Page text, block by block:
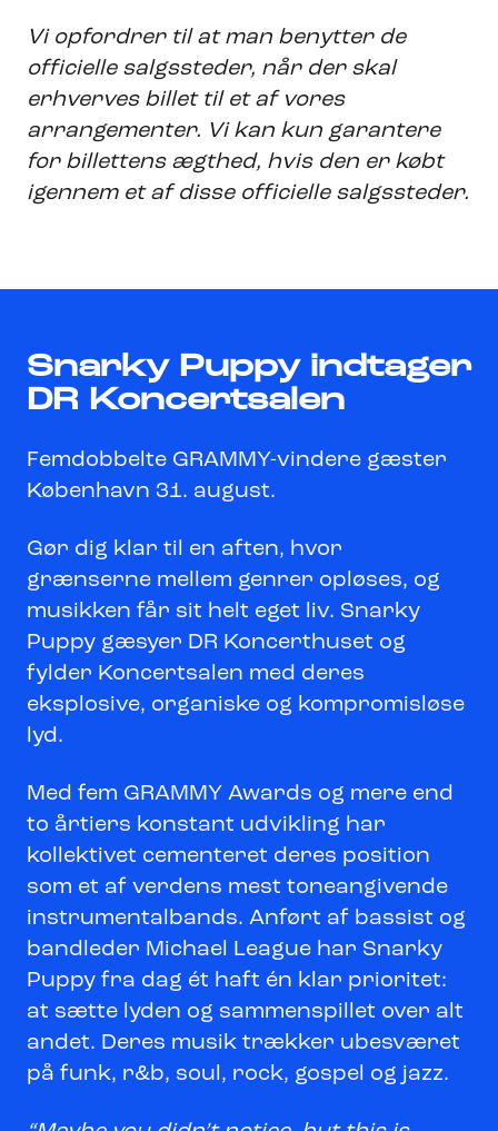
Vi opfordrer til at man benytter de
officielle salgssteder, når der skal
erhverves billet til et af vores
arrangementer. Vi kan kun garantere
for billettens ægthed, hvis den er købt
igennem et af disse officielle salgssteder.
Snarky Puppy indtager
DR Koncertsalen
Femdobbelte GRAMMY-vindere gæster
København 31. august.
Gør dig klar til en aften, hvor
grænserne mellem genrer opløses, og
musikken får sit helt eget liv. Snarky
Puppy gæsyer DR Koncerthuset og
fylder Koncertsalen med deres
eksplosive, organiske og kompromisløse
lyd.
Med fem GRAMMY Awards og mere end
to årtiers konstant udvikling har
kollektivet cementeret deres position
som et af verdens mest toneangivende
instrumentalbands. Anført af bassist og
bandleder Michael League har Snarky
Puppy fra dag ét haft én klar prioritet:
at sætte lyden og sammenspillet over alt
andet. Deres musik trækker ubesværet
på funk, r&b, soul, rock, gospel og jazz.